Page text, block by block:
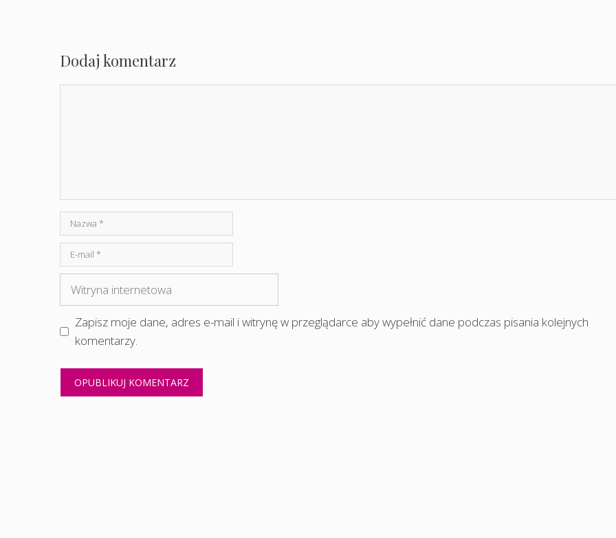
Dodaj komentarz
Nazwa
mail
Witryna
internetowa
Zapisz moje dane, adres e-mail i witrynę w przeglądarce aby wypełnić dane podczas pisania kolejnych
komentarzy.